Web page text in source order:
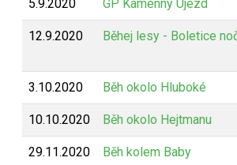
5.9.2020 GP Kamenný Újezd
12.9.2020 Běhej lesy - Boletice
3.10.2020 Běh okolo Hluboké
10.10.2020 Běh okolo Hejtmanu
29.11.2020 Běh kolem Baby